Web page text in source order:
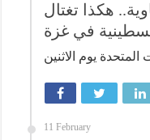
هكذا تغتال
11 February